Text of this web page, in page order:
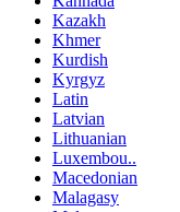
Kazakh
Khmer
Kurdish
Kyrgyz
Latin
Latvian
Lithuanian
Luxembou..
Macedonian
Malagasy